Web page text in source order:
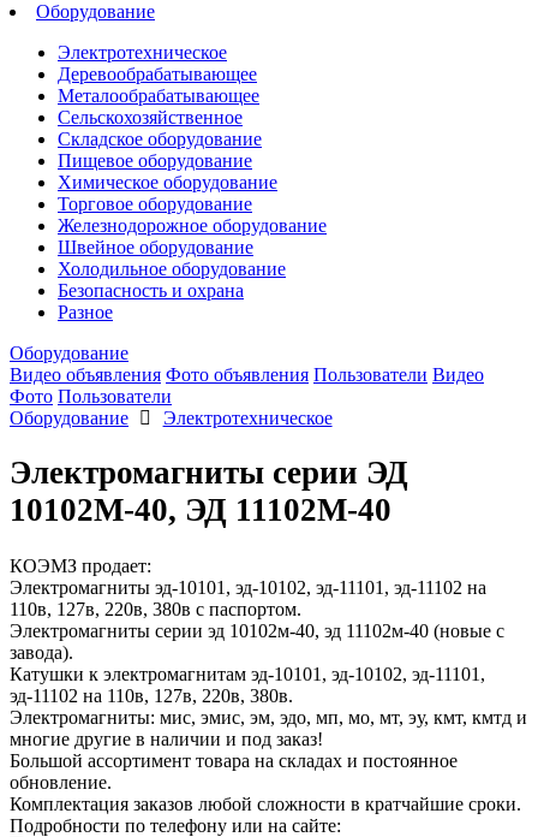
Оборудование
Электротехническое
Деревообрабатывающее
Металообрабатывающее
Сельскохозяйственное
Cкладское оборудование
Пищевое оборудование
Химическое оборудование
Торговое оборудование
Железнодорожное оборудование
Швейное оборудование
Холодильное оборудование
Безопасность и охрана
Разное
Оборудование
Видео объявления Фото объявления Пользователи Видео
Фото Пользователи
Оборудование
Электротехническое
Электромагниты серии ЭД
10102М-40, ЭД 11102М-40
КОЭМЗ продает:
Электромагниты эд-10101, эд-10102, эд-11101, эд-11102 на
110в, 127в, 220в, 380в с паспортом.
Электромагниты серии эд 10102м-40, эд 11102м-40 (новые с
завода).
Катушки к электромагнитам эд-10101, эд-10102, эд-11101,
эд-11102 на 110в, 127в, 220в, 380в.
Электромагниты: мис, эмис, эм, эдо, мп, мо, мт, эу, кмт, кмтд и
многие другие в наличии и под заказ!
Большой ассортимент товара на складах и постоянное
обновление.
Комплектация заказов любой сложности в кратчайшие сроки.
Подробности по телефону или на сайте: